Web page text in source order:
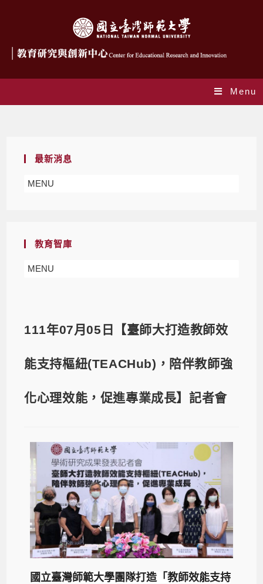
Menu
最新消息
MENU
教育智庫
MENU
111年07月05日【臺師大打造教師效
能支持樞紐(TEACHub)，陪伴教師強
化心理效能，促進專業成長】記者會
國立臺灣師範大學團隊打造「教師效能支持